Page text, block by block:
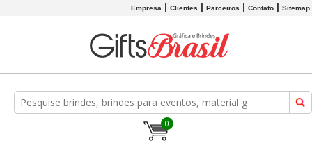
Empresa Clientes Parceiros Contato Sitemap
0